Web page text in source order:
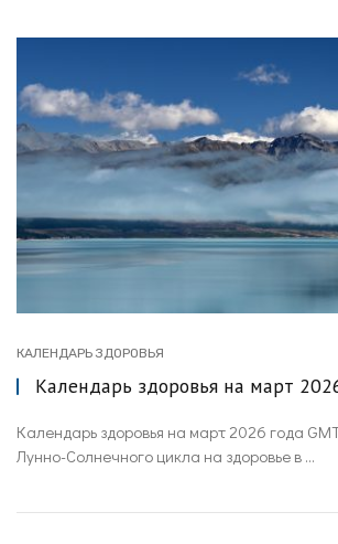
КАЛЕНДАРЬ ЗДОРОВЬЯ
Календарь здоровья на март
Календарь здоровья на март 2026 года
Лунно-Солнечного цикла на здоровье в ...